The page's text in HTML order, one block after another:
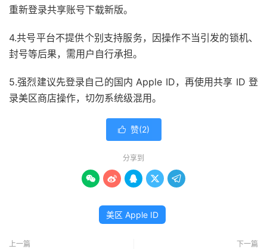
重新登录共享账号下载新版。
4.共号平台不提供个别支持服务，因操作不当引发的锁机、
封号等后果，需用户自行承担。
5.强烈建议先登录自己的国内 Apple ID，再使用共享 ID 登
录美区商店操作，切勿系统级混用。
 赞(2)
分享到
    
美区 Apple ID
上一篇 下一篇